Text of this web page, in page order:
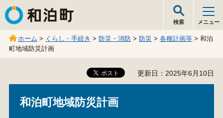
和泊町
検索 メニュー
ホーム > くらし・手続き > 防災・消防 > 防災 >各種計画等 > 和泊
町地域防災計画
更新日：2025年6月10日
和泊町地域防災計画